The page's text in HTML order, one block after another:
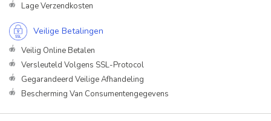
Lage Verzendkosten
Veilige Betalingen
Veilig Online Betalen
Versleuteld Volgens SSL-Protocol
Gegarandeerd Veilige Afhandeling
Bescherming Van Consumentengegevens